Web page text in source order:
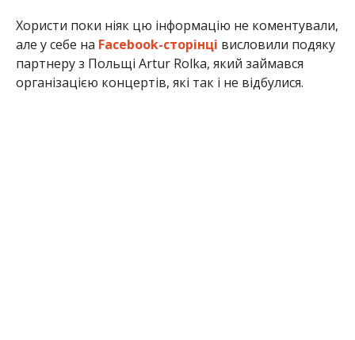
Хористи поки ніяк цю інформацію не коментували,
але у себе на Facebook-сторінці висловили подяку
партнеру з Польщі Artur Rolka, який займався
організацією концертів, які так і не відбулися.